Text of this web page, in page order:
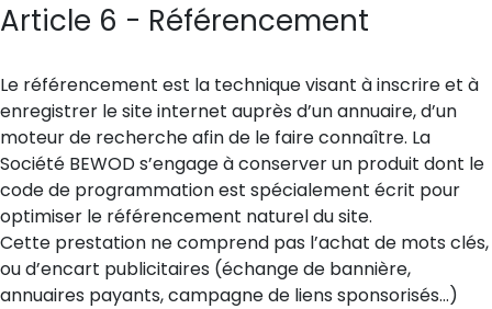
Article 6 - Référencement
Le référencement est la technique visant à inscrire et à
enregistrer le site internet auprès d’un annuaire, d’un
moteur de recherche afin de le faire connaître. La
Société BEWOD s’engage à conserver un produit dont le
code de programmation est spécialement écrit pour
optimiser le référencement naturel du site.
Cette prestation ne comprend pas l’achat de mots clés,
ou d’encart publicitaires (échange de bannière,
annuaires payants, campagne de liens sponsorisés…)